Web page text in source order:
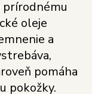
prírodnému
oleje
a
pomáha
pokožky.